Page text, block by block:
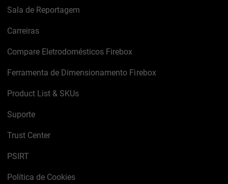
Sala de Reportagem
Carreiras
Compare Eletrodomésticos Firebox
Ferramenta de Dimensionamento Firebox
Product List & SKUs
Suporte
Trust Center
PSIRT
Política de Cookies